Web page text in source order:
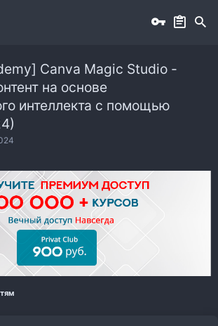
Canva Magic Studio -
на основе
интеллекта с помощью